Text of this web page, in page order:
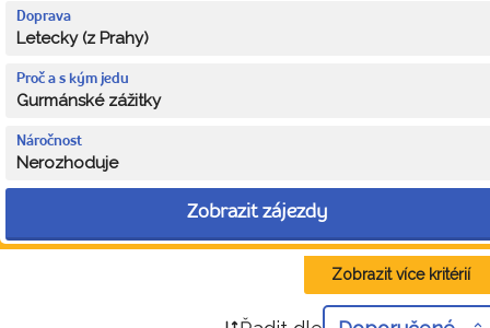
Doprava
Letecky (z Prahy)
Proč a s kým jedu
Gurmánské zážitky
Náročnost
Nerozhoduje
Zobrazit zájezdy
Zobrazit více kritérií